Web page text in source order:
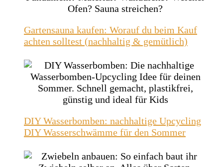
Gartensauna kaufen: Worauf du beim Kauf
achten solltest (nachhaltig & gemütlich)
DIY Wasserbomben: nachhaltige Upcycling
DIY Wasserschwämme für den Sommer